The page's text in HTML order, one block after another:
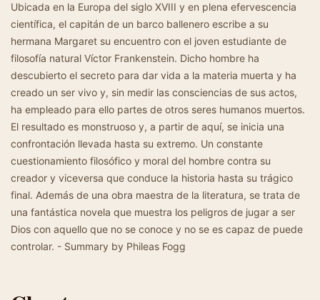
Ubicada en la Europa del siglo XVIII y en plena efervescencia
científica, el capitán de un barco ballenero escribe a su
hermana Margaret su encuentro con el joven estudiante de
filosofía natural Víctor Frankenstein. Dicho hombre ha
descubierto el secreto para dar vida a la materia muerta y ha
creado un ser vivo y, sin medir las consciencias de sus actos,
ha empleado para ello partes de otros seres humanos muertos.
El resultado es monstruoso y, a partir de aquí, se inicia una
confrontación llevada hasta su extremo. Un constante
cuestionamiento filosófico y moral del hombre contra su
creador y viceversa que conduce la historia hasta su trágico
final. Además de una obra maestra de la literatura, se trata de
una fantástica novela que muestra los peligros de jugar a ser
Dios con aquello que no se conoce y no se es capaz de puede
controlar. - Summary by Phileas Fogg